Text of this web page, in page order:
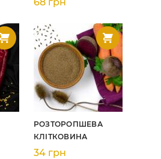
РОЗТОРОПШЕВА
КЛІТКОВИНА
34 грн